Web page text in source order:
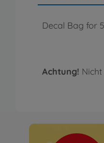
Decal Bag for
Achtung!